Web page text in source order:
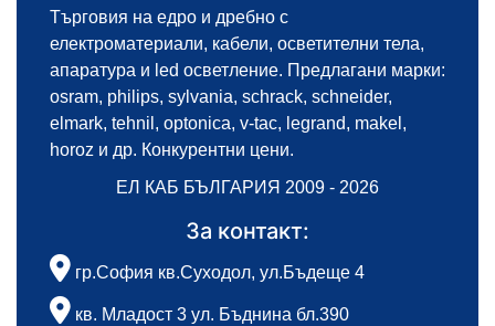
Търговия на едро и дребно с
електроматериали, кабели, осветителни тела,
апаратура и led осветление. Предлагани марки:
osram, philips, sylvania, schrack, schneider,
elmark, tehnil, optonica, v-tac, legrand, makel,
horoz и др. Конкурентни цени.
ЕЛ КАБ БЪЛГАРИЯ 2009 - 2026
За контакт:
гр.София кв.Суходол, ул.Бъдеще 4
кв. Младост 3 ул. Бъднина бл.390